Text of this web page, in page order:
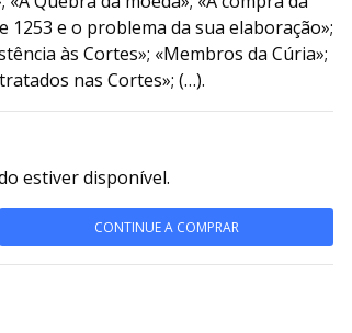
1253 e o problema da sua elaboração»;
às Cortes»; «Membros da Cúria»;
nas Cortes»; (…).
estiver disponível.
CONTINUE A COMPRAR